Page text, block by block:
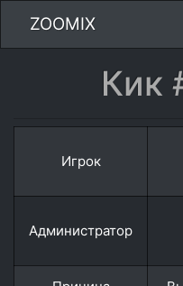
ZOOMIX
Кик
Игрок
Администратор